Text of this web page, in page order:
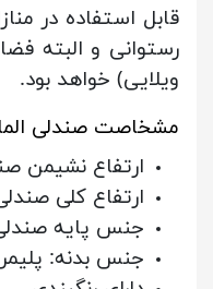
قابل استفاده در
رستوانی و البته
ویلایی) خواهد بود.
مشخاصت صندلی
ارتفاع نشیمن صندلی: 47
ارتفاع کلی صندلی: 85 سانتی
جنس پایه
جنس بدنه: